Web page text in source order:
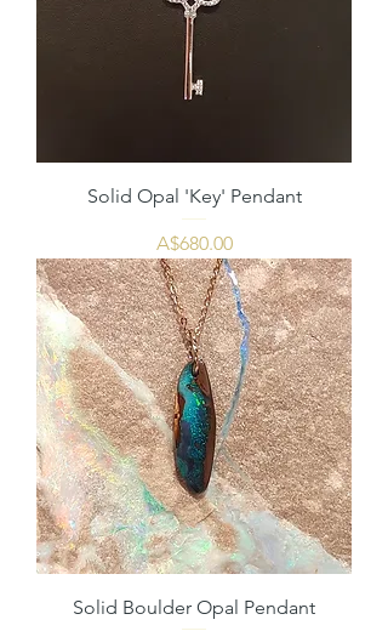
Solid Opal 'Key' Pendant
価格
A$680.00
Solid Boulder Opal Pendant